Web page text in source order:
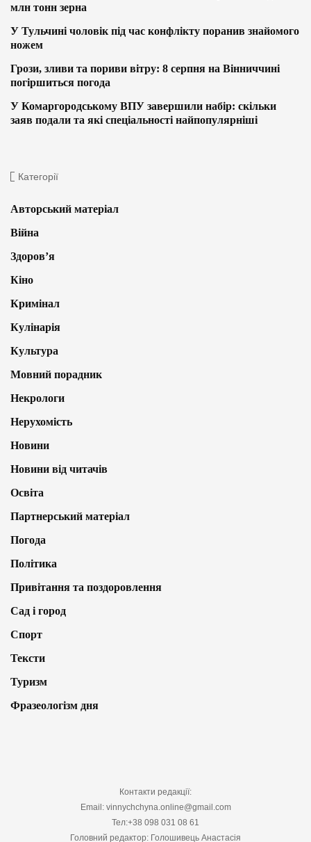
млн тонн зерна
У Тульчині чоловік під час конфлікту поранив знайомого
ножем
Грози, зливи та пориви вітру: 8 серпня на Вінниччині
погіршиться погода
У Комаргородському ВПУ завершили набір: скільки
заяв подали та які спеціальності найпопулярніші
Категорії
Авторський матеріал
Війна
Здоров’я
Кіно
Кримінал
Кулінарія
Культура
Мовний порадник
Некрологи
Нерухомість
Новини
Новини від читачів
Освіта
Партнерський матеріал
Погода
Політика
Привітання та поздоровлення
Сад і город
Спорт
Тексти
Туризм
Фразеологізм дня
Контакти редакції:
Email: vinnychchyna.online@gmail.com
Тел:+38 098 031 08 61
Головний редактор: Голошивець Анастасія